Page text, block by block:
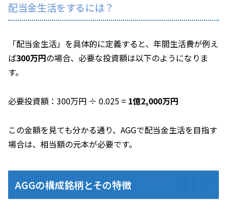
配当金生活をするには？
「配当金生活」を具体的に定義すると、年間生活費が例え
ば300万円の場合、必要な投資額は以下のようになりま
す。
必要投資額：300万円 ÷ 0.025 = 1億2,000万円
この金額を見ても分かる通り、AGGで配当金生活を目指す
場合は、相当額の元本が必要です。
AGGの構成銘柄とその特徴